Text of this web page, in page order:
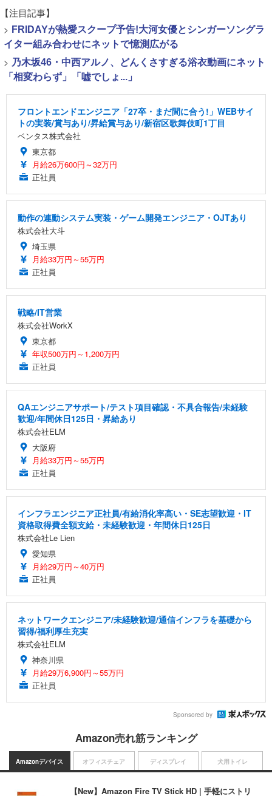
【注目記事】
> FRIDAYが熱愛スクープ予告!大河女優とシンガーソングラ
イター組み合わせにネットで憶測広がる
> 乃木坂46・中西アルノ、どんくさすぎる浴衣動画にネット
「相変わらず」「嘘でしょ...」
フロントエンドエンジニア「27卒・まだ間に合う!」WEBサイ
トの実装/賞与あり/昇給賞与あり/新宿区歌舞伎町1丁目
ベンタス株式会社
東京都
月給26万600円～32万円
正社員
動作の連動システム実装・ゲーム開発エンジニア・OJTあり
株式会社大斗
埼玉県
月給33万円～55万円
正社員
戦略/IT営業
株式会社WorkX
東京都
年収500万円～1,200万円
正社員
QAエンジニアサポート/テスト項目確認・不具合報告/未経験
歓迎/年間休日125日・昇給あり
株式会社ELM
大阪府
月給33万円～55万円
正社員
インフラエンジニア正社員/有給消化率高い・SE志望歓迎・IT
資格取得費全額支給・未経験歓迎・年間休日125日
株式会社Le Lien
愛知県
月給29万円～40万円
正社員
ネットワークエンジニア/未経験歓迎/通信インフラを基礎から
習得/福利厚生充実
株式会社ELM
神奈川県
月給29万6,900円～55万円
正社員
Sponsored by
Amazon売れ筋ランキング
Amazonデバイス
【New】Amazon Fire TV Stick HD | 手軽にストリ
オフィスチェア ディスプレイ 犬用トイレ